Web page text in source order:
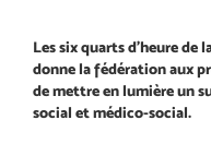
Les six quarts d’heure de
donne la fédération aux
de mettre en lumière un
social et médico-social.